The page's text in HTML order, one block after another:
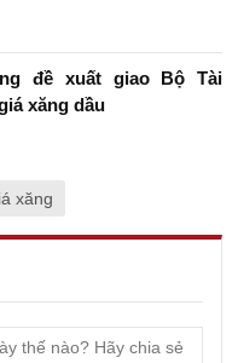
đề xuất giao Bộ Tài
xăng dầu
xăng